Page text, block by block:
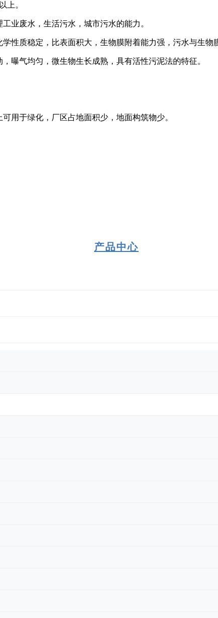
上。
业废水，生活污水，城市污水的能力。
性质稳定，比表面积大，生物膜附着能力强，污水与生物
曝气均匀，微生物生长成熟，具有活性污泥法的特征。
用于绿化，厂区占地面积少，地面构筑物少。
产品中心